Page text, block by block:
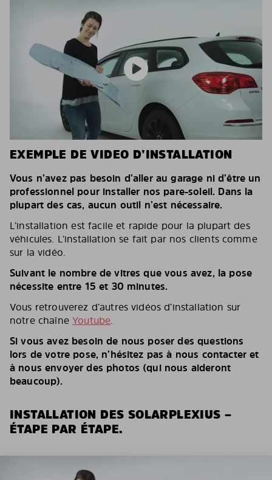
EXEMPLE DE VIDEO D’INSTALLATION
Vous n’avez pas besoin d’aller au garage ni d’être un
professionnel pour installer nos pare-soleil. Dans la
plupart des cas, aucun outil n’est nécessaire.
L’installation est facile et rapide pour la plupart des
véhicules. L’installation se fait par nos clients comme
sur la vidéo.
Suivant le nombre de vitres que vous avez, la pose
nécessite entre 15 et 30 minutes.
Vous retrouverez d’autres vidéos d’installation sur
notre chaîneYoutube.
Si vous avez besoin de nous poser des questions
lors de votre pose, n’hésitez pas à nous contacter et
à nous envoyer des photos (qui nous aideront
beaucoup).
INSTALLATION DES SOLARPLEXIUS –
ÉTAPE PAR ÉTAPE.